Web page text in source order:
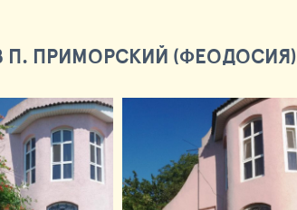
ПРИМОРСКИЙ (ФЕОДОСИЯ)